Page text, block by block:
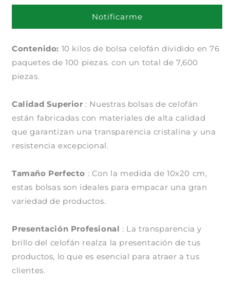
10x20
(Caja
10
kilos)
10x20
(Caja
10
kilos)
Notificarme
Contenido: 10 kilos de bolsa celofán dividido en 76
paquetes de 100 piezas. con un total de 7,600
piezas.
Calidad Superior : Nuestras bolsas de celofán
están fabricadas con materiales de alta calidad
que garantizan una transparencia cristalina y una
resistencia excepcional.
Tamaño Perfecto : Con la medida de 10x20 cm,
estas bolsas son ideales para empacar una gran
variedad de productos.
Presentación Profesional : La transparencia y
brillo del celofán realza la presentación de tus
productos, lo que es esencial para atraer a tus
clientes.
Compra ahora y paga a meses
sin tarjeta de crédito
1